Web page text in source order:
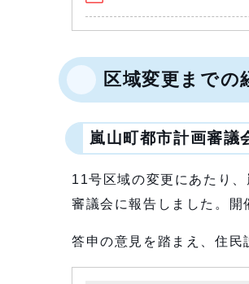
区域変更までの
嵐山町都市計画審議
11号区域の変更にあたり
審議会に報告しました。開
答申の意見を踏まえ、住民